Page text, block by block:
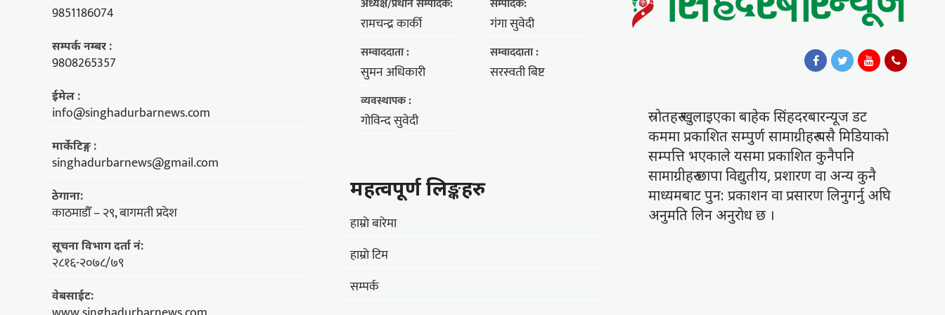
9851186074
सम्पर्क नम्बर :
9808265357
ईमेल :
info@singhadurbarnews.com
मार्केटिङ्ग :
singhadurbarnews@gmail.com
ठेगाना:
काठमाडौँ – २९, बागमती प्रदेश
सूचना विभाग दर्ता नं:
२८१६-२०७८/७९
वेबसाईट:
रामचन्द्र कार्की गंगा सुवेदी
सम्वाददाता :
सुमन अधिकारी
सम्वाददाता :
सरस्वती बिष्ट
व्यवस्थापक :
गोविन्द सुवेदी
महत्वपूर्ण लिङ्कहरु
हाम्राे बारेमा
हाम्राे टिम
सम्पर्क
स्राेतहरु खुलाइएका बाहेक सिंहदरबारन्यूज डट
कममा प्रकाशित सम्पुर्ण सामाग्रीहरु यसै मिडियाकाे
सम्पत्ति भएकाले यसमा प्रकाशित कुनैपनि
सामाग्रीहरु छापा विद्युतीय, प्रशारण वा अन्य कुनै
माध्यमबाट पुन: प्रकाशन वा प्रसारण लिनुगर्नु अघि
अनुमति लिन अनुराेध छ ।